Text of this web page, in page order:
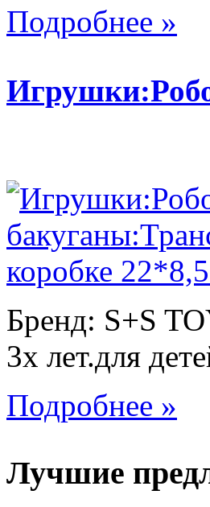
Подробнее »
Бренд: S+S
3х лет.для
Подробнее »
Лучшие